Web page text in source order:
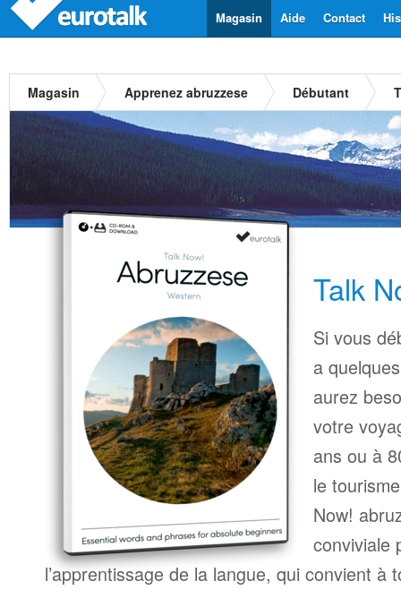
Contact
Aide
Magasin
Magasin Apprenez abruzzese Débutant
Talk
Si vous
a
aurez
votre
ans ou à
le
Now!
conviviale
l’apprentissage de la langue, qui convient à